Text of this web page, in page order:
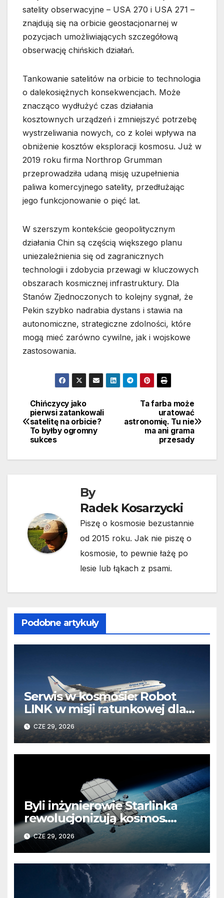
satelity obserwacyjne – USA 270 i USA 271 –
znajdują się na orbicie geostacjonarnej w
pozycjach umożliwiających szczegółową
obserwację chińskich działań.
Tankowanie satelitów na orbicie to technologia
o dalekosiężnych konsekwencjach. Może
znacząco wydłużyć czas działania
kosztownych urządzeń i zmniejszyć potrzebę
wystrzeliwania nowych, co z kolei wpływa na
obniżenie kosztów eksploracji kosmosu. Już w
2019 roku firma Northrop Grumman
przeprowadziła udaną misję uzupełnienia
paliwa komercyjnego satelity, przedłużając
jego funkcjonowanie o pięć lat.
W szerszym kontekście geopolitycznym
działania Chin są częścią większego planu
uniezależnienia się od zagranicznych
technologii i zdobycia przewagi w kluczowych
obszarach kosmicznej infrastruktury. Dla
Stanów Zjednoczonych to kolejny sygnał, że
Pekin szybko nadrabia dystans i stawia na
autonomiczne, strategiczne zdolności, które
mogą mieć zarówno cywilne, jak i wojskowe
zastosowania.
Nawigacja
wpisu
Ta farba może
uratować
astronomię. Tu nie
ma ani grama
przesady
Chińczycy jako
pierwsi zatankowali
satelitę na orbicie?
To byłby ogromny
sukces
By
Radek Kosarzycki
Piszę o kosmosie bezustannie
od 2015 roku. Jak nie piszę o
kosmosie, to pewnie łażę po
lesie lub łąkach z psami.
Podobne artykuły
Serwis w kosmosie: Robot
LINK w misji ratunkowej dla
obserwatorium Swift
CZE 29, 2026
Byli inżynierowie Starlinka
rewolucjonizują kosmos.
Koniec z „wynajmowaniem”
kosmicznej infrastruktury?
CZE 29, 2026